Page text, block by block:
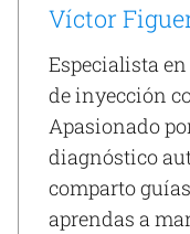
Víctor
Especialista
de inyección
Apasionado
diagnóstico
comparto
aprendas a